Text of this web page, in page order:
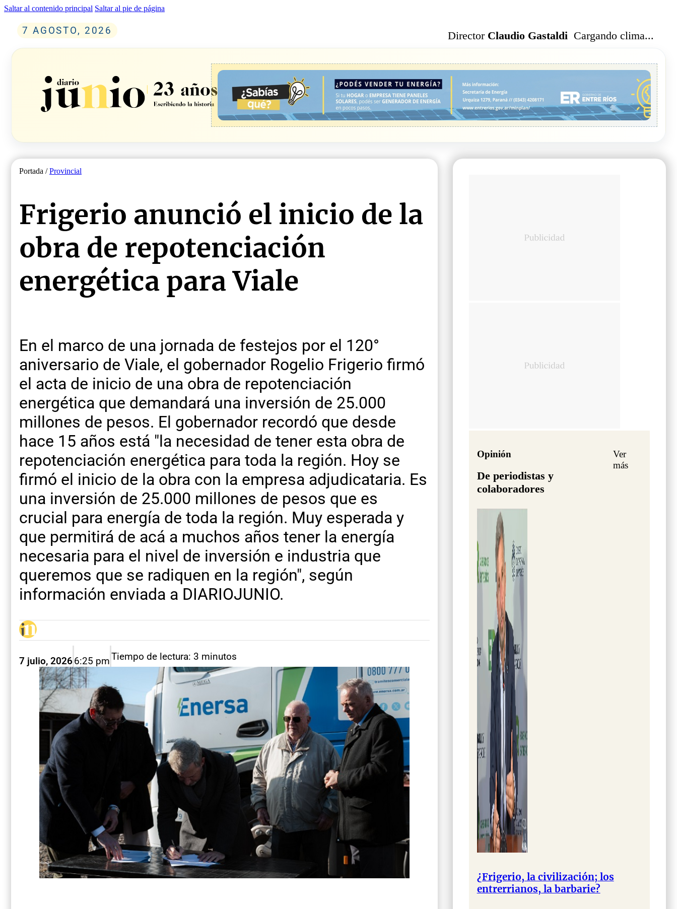
Saltar al contenido principal Saltar al pie de página
7 AGOSTO, 2026 Director Claudio Gastaldi Cargando clima...
Portada /Provincial
Frigerio anunció el inicio de la
obra de repotenciación
energética para Viale
En el marco de una jornada de festejos por el 120°
aniversario de Viale, el gobernador Rogelio Frigerio firmó
el acta de inicio de una obra de repotenciación
energética que demandará una inversión de 25.000
millones de pesos. El gobernador recordó que desde
hace 15 años está "la necesidad de tener esta obra de
repotenciación energética para toda la región. Hoy se
firmó el inicio de la obra con la empresa adjudicataria. Es
una inversión de 25.000 millones de pesos que es
crucial para energía de toda la región. Muy esperada y
que permitirá de acá a muchos años tener la energía
necesaria para el nivel de inversión e industria que
queremos que se radiquen en la región", según
información enviada a DIARIOJUNIO.
7 julio, 20266:25 pmTiempo de lectura: 3 minutos
Opinión
De periodistas y
colaboradores
Ver
más
¿Frigerio, la civilización; los
entrerrianos, la barbarie?